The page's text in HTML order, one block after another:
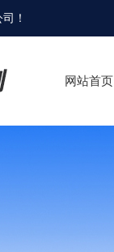
！
网站首页